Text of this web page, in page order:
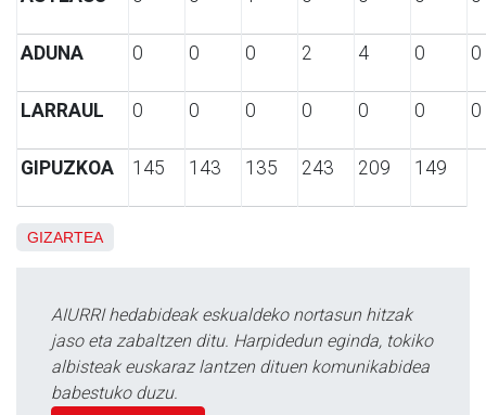
ADUNA 0 0 0 2 4 0 0
LARRAUL 0 0 0 0 0 0 0
GIPUZKOA 145 143 135 243 209 149
GIZARTEA
AIURRI hedabideak eskualdeko nortasun hitzak
jaso eta zabaltzen ditu. Harpidedun eginda, tokiko
albisteak euskaraz lantzen dituen komunikabidea
babestuko duzu.